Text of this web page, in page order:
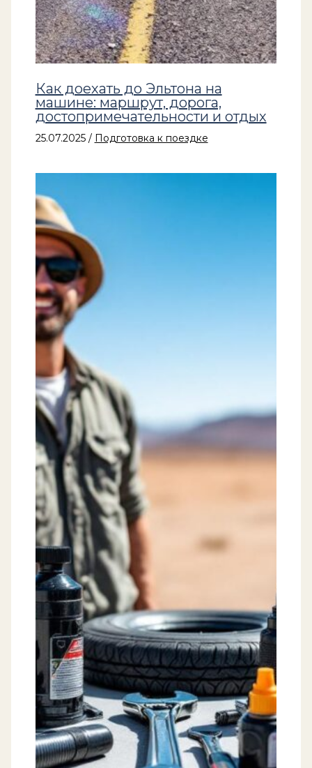
Как доехать до Эльтона на
машине: маршрут, дорога,
достопримечательности и отдых
25.07.2025 / Подготовка к поездке